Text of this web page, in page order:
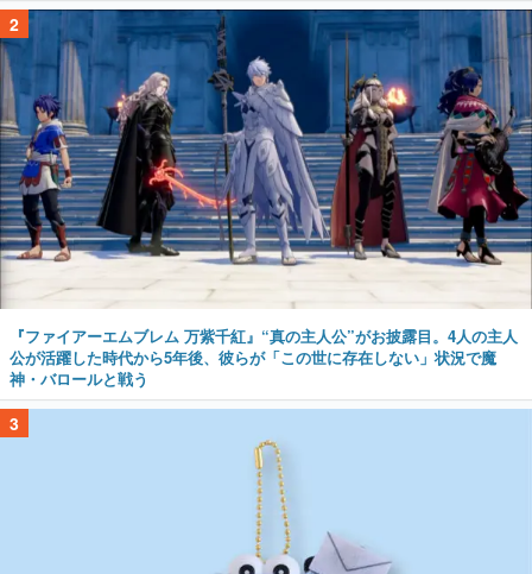
2
『ファイアーエムブレム 万紫千紅』“真の主人公”がお披露目。4人の主人
公が活躍した時代から5年後、彼らが「この世に存在しない」状況で魔
神・バロールと戦う
3